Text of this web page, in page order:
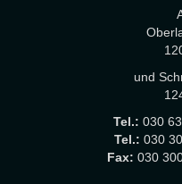
und
Tel.: 030
Tel.: 030
Fax: 030